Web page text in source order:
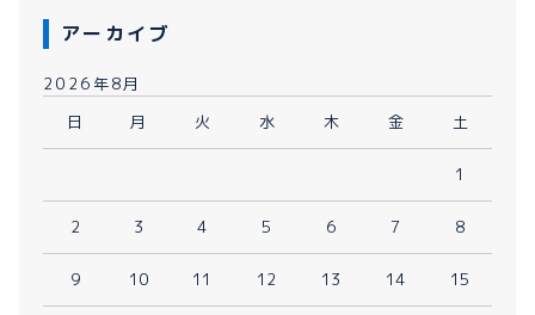
アーカイブ
2026年8月
日
月 火 水 木 金 土
1
2 3 4 5 6 7 8
9 10 11 12 13 14 15